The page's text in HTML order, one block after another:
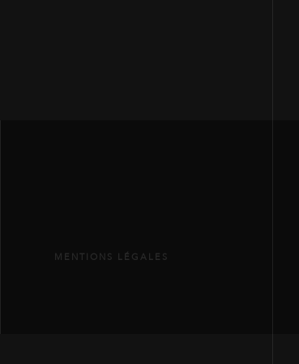
MENTIONS LÉGALES